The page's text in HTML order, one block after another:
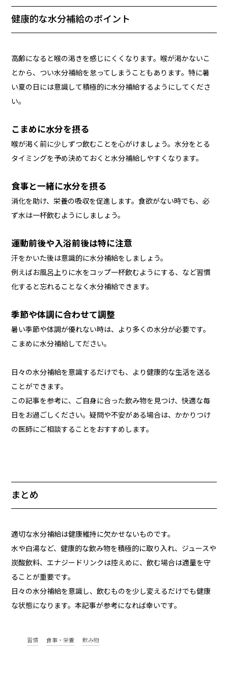
健康的な水分補給のポイント
高齢になると喉の渇きを感じにくくなります。喉が渇かないこ
とから、つい水分補給を怠ってしまうこともあります。特に暑
い夏の日には意識して積極的に水分補給するようにしてくださ
い。
こまめに水分を摂る
喉が渇く前に少しずつ飲むことを心がけましょう。水分をとる
タイミングを予め決めておくと水分補給しやすくなります。
食事と一緒に水分を摂る
消化を助け、栄養の吸収を促進します。食欲がない時でも、必
ず水は一杯飲むようにしましょう。
運動前後や入浴前後は特に注意
汗をかいた後は意識的に水分補給をしましょう。
例えばお風呂上りに水をコップ一杯飲むようにする、など習慣
化すると忘れることなく水分補給できます。
季節や体調に合わせて調整
暑い季節や体調が優れない時は、より多くの水分が必要です。
こまめに水分補給してださい。
日々の水分補給を意識するだけでも、より健康的な生活を送る
ことができます。
この記事を参考に、ご自身に合った飲み物を見つけ、快適な毎
日をお過ごしください。疑問や不安がある場合は、かかりつけ
の医師にご相談することをおすすめします。
まとめ
適切な水分補給は健康維持に欠かせないものです。
水や白湯など、健康的な飲み物を積極的に取り入れ、ジュースや
炭酸飲料、エナジードリンクは控えめに、飲む場合は適量を守
ることが重要です。
日々の水分補給を意識し、飲むものを少し変えるだけでも健康
な状態になります。本記事が参考になれば幸いです。
習慣 食事・栄養 飲み物